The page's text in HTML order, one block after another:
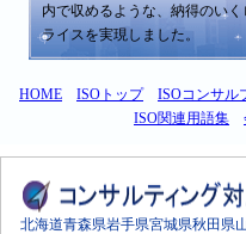
内で収めるような、納得のいく
ライスを実現しました。
HOME ISOトップ ISOコンサル
ISO関連用語集
北海道青森県岩手県宮城県秋田県